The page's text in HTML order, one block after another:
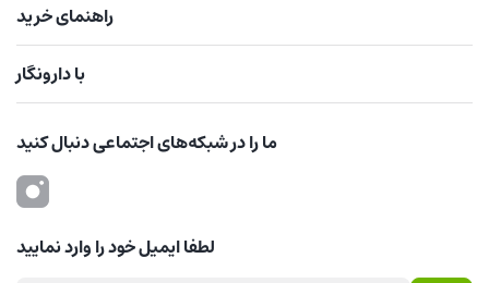
راهنمای خرید
با دارونگار
ما را در شبکه‌های اجتماعی دنبال کنید
لطفا ایمیل خود را وارد نمایید